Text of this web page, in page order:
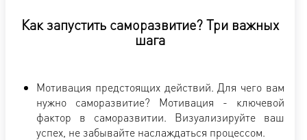
Как запустить саморазвитие? Три важных
шага
Мотивация предстоящих действий. Для чего вам
нужно саморазвитие? Мотивация - ключевой
фактор в саморазвитии. Визуализируйте ваш
успех, не забывайте наслаждаться процессом.